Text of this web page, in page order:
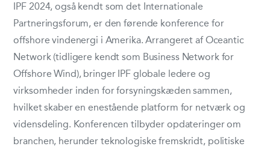
IPF 2024, også kendt som det Internationale
Partneringsforum, er den førende konference for
offshore vindenergi i Amerika. Arrangeret af Oceantic
Network (tidligere kendt som Business Network for
Offshore Wind), bringer IPF globale ledere og
virksomheder inden for forsyningskæden sammen,
hvilket skaber en enestående platform for netværk og
vidensdeling. Konferencen tilbyder opdateringer om
branchen, herunder teknologiske fremskridt, politiske